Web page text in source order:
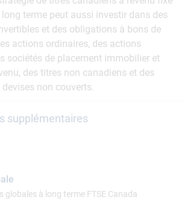
terme peut aussi investir dans des
et des obligations à bons de
actions ordinaires, des actions
sociétés de placement immobilier et
des titres non canadiens et des
non couverts.
supplémentaires
globales à long terme FTSE Canada